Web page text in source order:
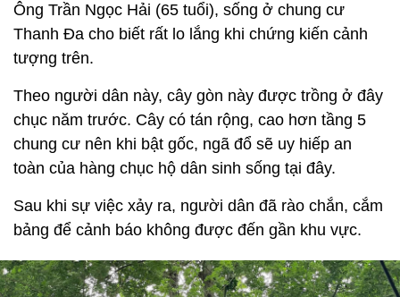
Ông Trần Ngọc Hải (65 tuổi), sống ở chung cư
Thanh Đa cho biết rất lo lắng khi chứng kiến cảnh
tượng trên.
Theo người dân này, cây gòn này được trồng ở đây
chục năm trước. Cây có tán rộng, cao hơn tầng 5
chung cư nên khi bật gốc, ngã đổ sẽ uy hiếp an
toàn của hàng chục hộ dân sinh sống tại đây.
Sau khi sự việc xảy ra, người dân đã rào chắn, cắm
bảng để cảnh báo không được đến gần khu vực.